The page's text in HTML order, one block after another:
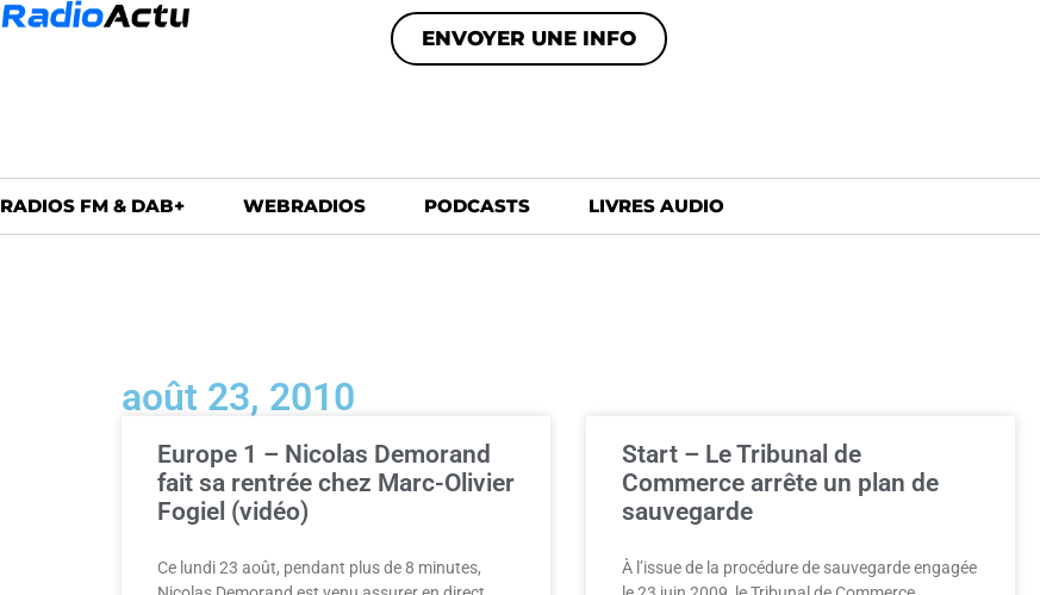
ENVOYER UNE INFO
RADIOS FM & DAB+ WEBRADIOS PODCASTS LIVRES AUDIO
août 23, 2010
Europe 1 – Nicolas Demorand
fait sa rentrée chez Marc-Olivier
Fogiel (vidéo)
Ce lundi 23 août, pendant plus de 8 minutes,
Start – Le Tribunal de
Commerce arrête un plan de
sauvegarde
À l’issue de la procédure de sauvegarde engagée